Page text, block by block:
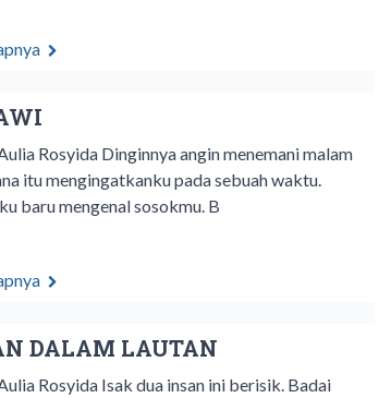
Rosyida Dinginnya angin menemani malam
itu mengingatkanku pada sebuah waktu.
baru mengenal sosokmu. B
DALAM LAUTAN
Rosyida Isak dua insan ini berisik. Badai